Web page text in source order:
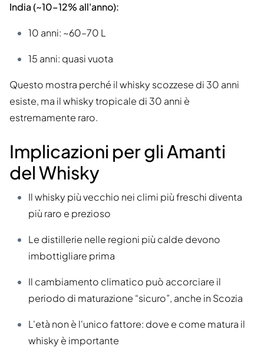
India (~10–12% all'anno):
10 anni: ~60–70 L
15 anni: quasi vuota
Questo mostra perché il whisky scozzese di 30 anni
esiste, ma il whisky tropicale di 30 anni è
estremamente raro.
Implicazioni per gli Amanti
del Whisky
Il whisky più vecchio nei climi più freschi diventa
più raro e prezioso
Le distillerie nelle regioni più calde devono
imbottigliare prima
Il cambiamento climatico può accorciare il
periodo di maturazione “sicuro”, anche in Scozia
L'età non è l'unico fattore: dove e come matura il
whisky è importante